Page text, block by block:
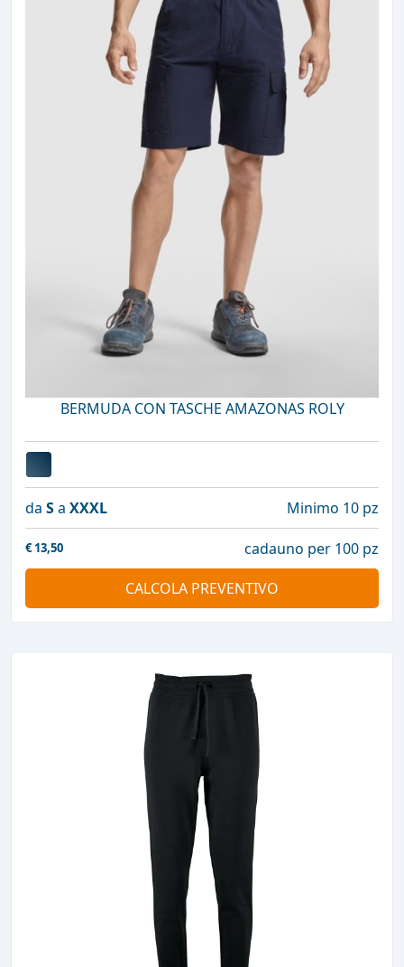
BERMUDA CON TASCHE AMAZONAS ROLY
da Sa XXXL Minimo 10 pz
€ 13,50
cadauno per 100 pz
CALCOLA PREVENTIVO